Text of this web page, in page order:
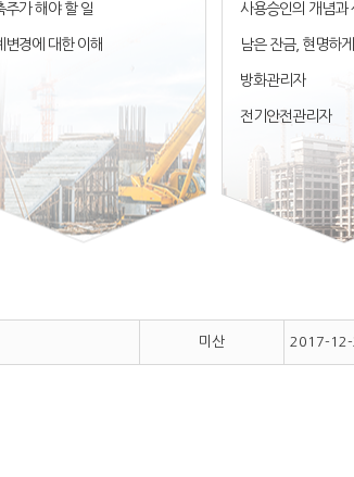
주가 해야 할 일
변경에 대한 이해
사용승인의 개념과
남은 잔금, 현명하
방화관리자
전기안전관리자
미산 2017-